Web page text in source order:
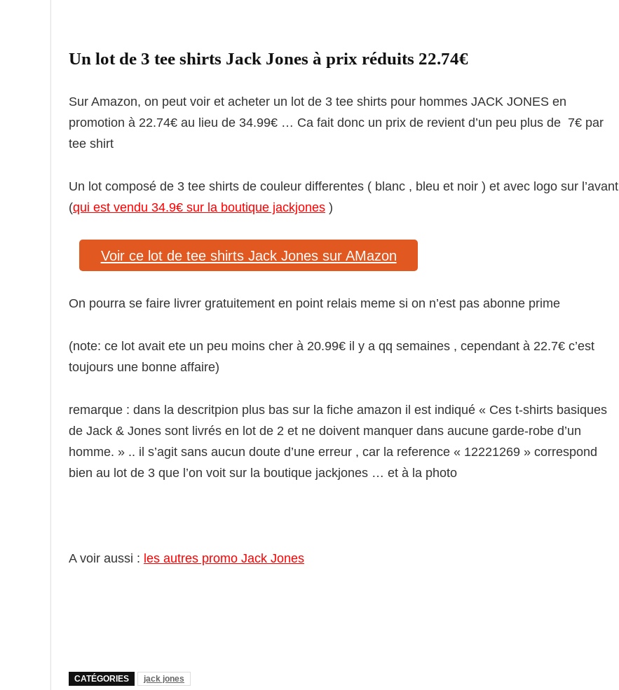
Un lot de 3 tee shirts Jack Jones à prix réduits 22.74€
Sur Amazon, on peut voir et acheter un lot de 3 tee shirts pour hommes JACK JONES en
promotion à 22.74€ au lieu de 34.99€ … Ca fait donc un prix de revient d’un peu plus de 7€ par
tee shirt
Un lot composé de 3 tee shirts de couleur differentes ( blanc , bleu et noir ) et avec logo sur l’avant
(qui est vendu 34.9€ sur la boutique jackjones )
Voir ce lot de tee shirts Jack Jones sur AMazon
On pourra se faire livrer gratuitement en point relais meme si on n’est pas abonne prime
(note: ce lot avait ete un peu moins cher à 20.99€ il y a qq semaines , cependant à 22.7€ c’est
toujours une bonne affaire)
remarque : dans la descritpion plus bas sur la fiche amazon il est indiqué « Ces t-shirts basiques
de Jack & Jones sont livrés en lot de 2 et ne doivent manquer dans aucune garde-robe d’un
homme. » .. il s’agit sans aucun doute d’une erreur , car la reference « 12221269 » correspond
bien au lot de 3 que l’on voit sur la boutique jackjones … et à la photo
A voir aussi : les autres promo Jack Jones
CATÉGORIES jack jones